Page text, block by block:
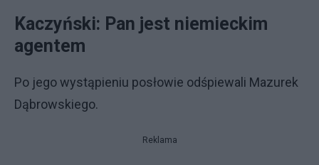
Kaczyński: Pan jest niemieckim
agentem
Po jego wystąpieniu posłowie odśpiewali Mazurek
Dąbrowskiego.
Reklama